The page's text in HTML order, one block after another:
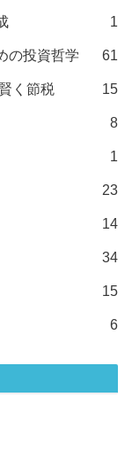
1
の投資哲学 61
く節税 15
8
1
23
14
34
15
6